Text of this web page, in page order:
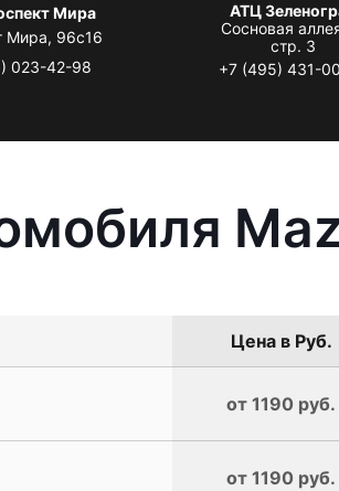
Мира
Мира, 96с16
023-42-98
АТЦ
Сосновая
стр. 3
+7 (495) 431-
Цена в Руб.
от 1190 руб.
от 1190 руб.